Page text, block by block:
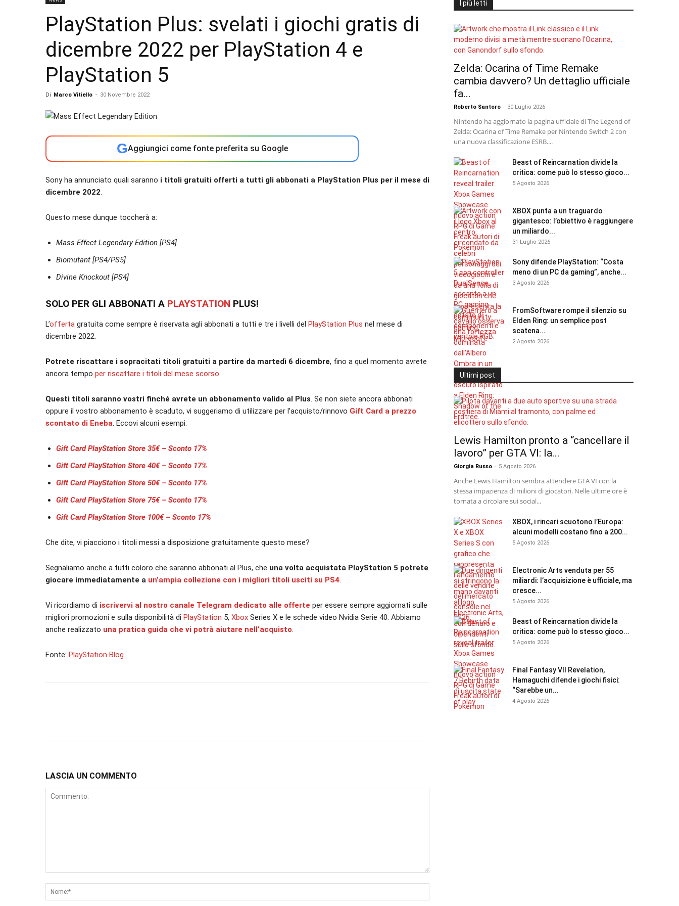
PlayStation Plus: svelati i giochi gratis di
dicembre 2022 per PlayStation 4 e
PlayStation 5
Di Marco Vitiello - 30 Novembre 2022
GAggiungici come fonte preferita su Google
Sony ha annunciato quali saranno i titoli gratuiti offerti a tutti gli abbonati a PlayStation Plus per il mese di
dicembre 2022.
Questo mese dunque toccherà a:
Mass Effect Legendary Edition [PS4]
Biomutant [PS4/PS5]
Divine Knockout [PS4]
SOLO PER GLI ABBONATI A PLAYSTATION PLUS!
L’offerta gratuita come sempre è riservata agli abbonati a tutti e tre i livelli del PlayStation Plus nel mese di
dicembre 2022.
Potrete riscattare i sopracitati titoli gratuiti a partire da martedì 6 dicembre, fino a quel momento avrete
ancora tempo per riscattare i titoli del mese scorso.
Questi titoli saranno vostri finché avrete un abbonamento valido al Plus. Se non siete ancora abbonati
oppure il vostro abbonamento è scaduto, vi suggeriamo di utilizzare per l’acquisto/rinnovo Gift Card a prezzo
scontato di Eneba. Eccovi alcuni esempi:
Gift Card PlayStation Store 35€ – Sconto 17%
Gift Card PlayStation Store 40€ – Sconto 17%
Gift Card PlayStation Store 50€ – Sconto 17%
Gift Card PlayStation Store 75€ – Sconto 17%
Gift Card PlayStation Store 100€ – Sconto 17%
Che dite, vi piacciono i titoli messi a disposizione gratuitamente questo mese?
Segnaliamo anche a tutti coloro che saranno abbonati al Plus, che una volta acquistata PlayStation 5 potrete
giocare immediatamente a un’ampia collezione con i migliori titoli usciti su PS4.
Vi ricordiamo di iscrivervi al nostro canale Telegram dedicato alle offerte per essere sempre aggiornati sulle
migliori promozioni e sulla disponibilità di PlayStation 5, Xbox Series X e le schede video Nvidia Serie 40. Abbiamo
anche realizzato una pratica guida che vi potrà aiutare nell’acquisto.
Fonte: PlayStation Blog
LASCIA UN COMMENTO
I più letti
Zelda: Ocarina of Time Remake
cambia davvero? Un dettaglio ufficiale
fa...
Roberto Santoro - 30 Luglio 2026
Nintendo ha aggiornato la pagina ufficiale di The Legend of
Zelda: Ocarina of Time Remake per Nintendo Switch 2 con
una nuova classificazione ESRB....
Beast of Reincarnation divide la
critica: come può lo stesso gioco...
5 Agosto 2026
XBOX punta a un traguardo
gigantesco: l’obiettivo è raggiungere
un miliardo...
31 Luglio 2026
Sony difende PlayStation: “Costa
meno di un PC da gaming”, anche...
3 Agosto 2026
FromSoftware rompe il silenzio su
Elden Ring: un semplice post
scatena...
2 Agosto 2026
Ultimi post
Lewis Hamilton pronto a “cancellare il
lavoro” per GTA VI: la...
Giorgia Russo - 5 Agosto 2026
Anche Lewis Hamilton sembra attendere GTA VI con la
stessa impazienza di milioni di giocatori. Nelle ultime ore è
tornata a circolare sui social...
XBOX, i rincari scuotono l’Europa:
alcuni modelli costano fino a 200...
5 Agosto 2026
Electronic Arts venduta per 55
miliardi: l’acquisizione è ufficiale, ma
cresce...
5 Agosto 2026
Beast of Reincarnation divide la
critica: come può lo stesso gioco...
5 Agosto 2026
Final Fantasy VII Revelation,
Hamaguchi difende i giochi fisici:
“Sarebbe un...
4 Agosto 2026